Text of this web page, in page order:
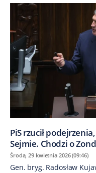
PiS rzucił
Sejmie. Chodzi o
Środa, 29 kwietnia 2026 (09:46)
Gen. bryg. Radosław